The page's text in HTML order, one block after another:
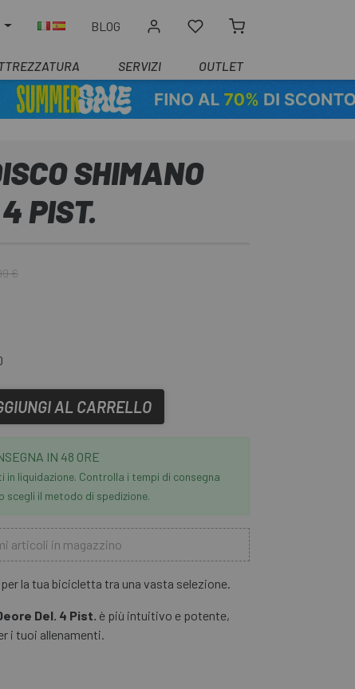
BLOG
SERVIZI OUTLET
SHIMANO
PIST.
€
AL CARRELLO
IN 48 ORE
liquidazione. Controlla i tempi di consegna
scegli il metodo di spedizione.
articoli in magazzino
la tua bicicletta tra una vasta selezione.
Del. 4 Pist. è più intuitivo e potente,
i tuoi allenamenti.